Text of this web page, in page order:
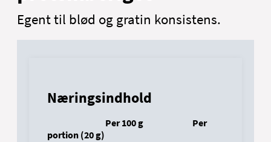
Egent til blød og gratin konsistens.
Næringsindhold
Per 100 g
Per
portion (20 g)